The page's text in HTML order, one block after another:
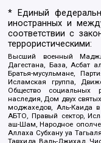
* Единый
иностранных и
соответствии с
террористическими:
Высший военный
Дагестана, База, Асбат
Братья-мусульмане,
Исламская группа,
Общество социальных
наследия, Дом двух
моджахедов, Аль-Каида
АБТО, Правый сектор,
аш-Шам, Народное
Аллаха Субхану уа